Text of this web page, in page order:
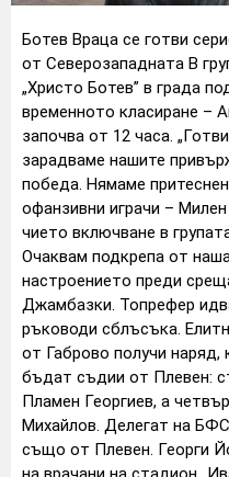
Ботев Враца се готви
от Северозападната В
„Христо Ботев” в града
временното класиране –
започва от 12 часа.
зарадваме нашите
победа. Нямаме
офанзивни играчи –
чието включване в
Очаквам подкрепа от
настроението преди
Джамбазки. Топрефер
ръководи сблъсъка.
от Габрово получи
бъдат съдии от Плевен:
Пламен Георгиев, а
Михайлов. Делегат на
също от Плевен. Георги